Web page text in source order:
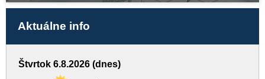
Aktuálne info
Štvrtok 6.8.2026 (dnes)